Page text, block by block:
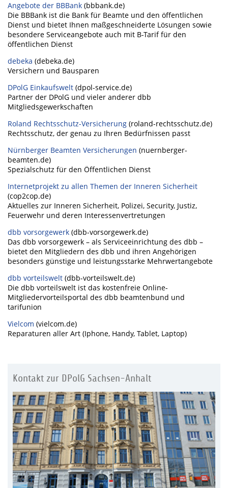
Angebote der BBBank (bbbank.de)
Die BBBank ist die Bank für Beamte und den öffentlichen
Dienst und bietet Ihnen maßgeschneiderte Lösungen sowie
besondere Serviceangebote auch mit B-Tarif für den
öffentlichen Dienst
debeka (debeka.de)
Versichern und Bausparen
DPolG Einkaufswelt (dpol-service.de)
Partner der DPolG und vieler anderer dbb
Mitgliedsgewerkschaften
Roland Rechtsschutz-Versicherung (roland-rechtsschutz.de)
Rechtsschutz, der genau zu Ihren Bedürfnissen passt
Nürnberger Beamten Versicherungen (nuernberger-
beamten.de)
Spezialschutz für den Öffentlichen Dienst
Internetprojekt zu allen Themen der Inneren Sicherheit
(cop2cop.de)
Aktuelles zur Inneren Sicherheit, Polizei, Security, Justiz,
Feuerwehr und deren Interessenvertretungen
dbb vorsorgewerk (dbb-vorsorgewerk.de)
Das dbb vorsorgewerk – als Serviceeinrichtung des dbb –
bietet den Mitgliedern des dbb und ihren Angehörigen
besonders günstige und leistungsstarke Mehrwertangebote
dbb vorteilswelt (dbb-vorteilswelt.de)
Die dbb vorteilswelt ist das kostenfreie Online-
Mitgliedervorteilsportal des dbb beamtenbund und
tarifunion
Vielcom (vielcom.de)
Reparaturen aller Art (Iphone, Handy, Tablet, Laptop)
Kontakt zur DPolG Sachsen-Anhalt